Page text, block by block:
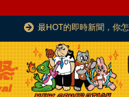
最HOT的即時新聞，你